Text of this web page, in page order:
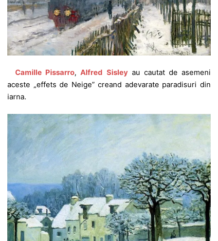
Camille Pissarro,Alfred Sisleyau cautat de asemeni
aceste „effets de Neige” creand adevarate paradisuri din
iarna.